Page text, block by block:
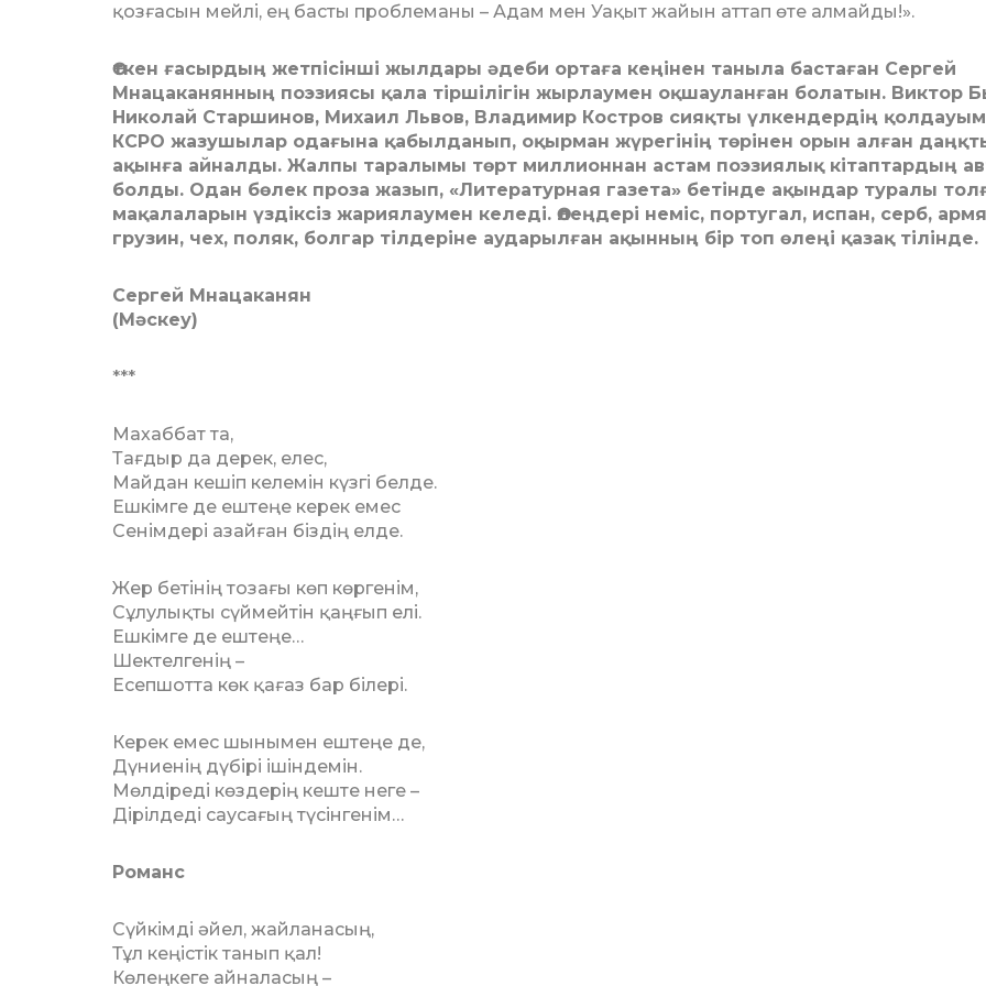
қозғасын мейлі, ең басты проблеманы – Адам мен Уақыт жайын аттап өте алмайды!».
Өткен ғасырдың жетпісінші жылдары әдеби ортаға кеңінен таныла бастаған Сергей
Мнацаканянның поэзиясы қала тіршілігін жырлаумен оқшауланған болатын. Виктор
Николай Старшинов, Михаил Львов, Владимир Костров сияқты үлкендердің
КСРО жазушылар одағына қабылданып, оқырман жүрегінің төрінен орын алған
ақынға айналды. Жалпы таралымы төрт миллионнан астам поэзиялық кітаптардың
болды. Одан бөлек проза жазып, «Литературная газета» бетінде ақындар туралы
мақалаларын үздіксіз жариялаумен келеді. Өлеңдері неміс, португал, испан, серб,
грузин, чех, поляк, болгар тілдеріне аударылған ақынның бір топ өлеңі қазақ тілінде.
Сергей Мнацаканян
(Мәскеу)
***
Махаббат та,
Тағдыр да дерек, елес,
Майдан кешіп келемін күзгі белде.
Ешкімге де ештеңе керек емес
Сенімдері азайған біздің елде.
Жер бетінің тозағы көп көргенім,
Сұлулықты сүймейтін қаңғып елі.
Ешкімге де ештеңе…
Шектелгенің –
Есепшотта көк қағаз бар білері.
Керек емес шынымен ештеңе де,
Дүниенің дүбірі ішіндемін.
Мөлдіреді көздерің кеште неге –
Дірілдеді саусағың түсінгенім…
Романс
Сүйкімді әйел, жайланасың,
Тұл кеңістік танып қал!
Көлеңкеге айналасың –